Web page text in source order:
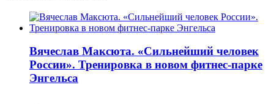
Вячеслав Максюта. «Сильнейший человек
России». Тренировка в новом фитнес-парке
Энгельса